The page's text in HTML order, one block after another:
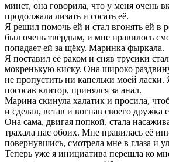
минет, она говорила, что у меня очень
продолжала лизать и сосать её.
Я решил помочь ей и стал вгонять ей в
был очень твёрдым, и мне нравилось
попадает ей за щёку. Маринка фыркала.
Я поставил её раком и сняв трусики
мокренькую киску. Она широко
не пропустить ни капельки моей
пососав клитор, принялся за анал.
Марина скинула халатик и просила,
и сделал, встав и вогнав своего дружка
Она сама, двигая попкой, стала
трахала нас обоих. Мне нравилась её
повернувшись, смотрела мне в глаза и
Теперь уже я инициатива перешла ко